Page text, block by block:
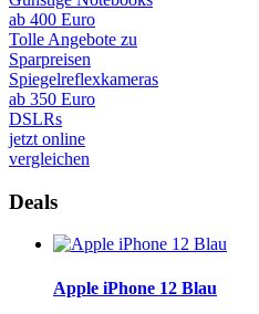
ab 400 Euro
Tolle Angebote zu
Sparpreisen
Spiegelreflexkameras
ab 350 Euro
DSLRs
jetzt online
vergleichen
Deals
Apple iPhone 12 Blau